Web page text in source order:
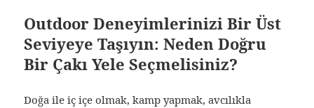
Outdoor Deneyimlerinizi Bir Üst
Seviyeye Taşıyın: Neden Doğru
Bir Çakı Yele Seçmelisiniz?
Doğa ile iç içe olmak, kamp yapmak, avcılıkla